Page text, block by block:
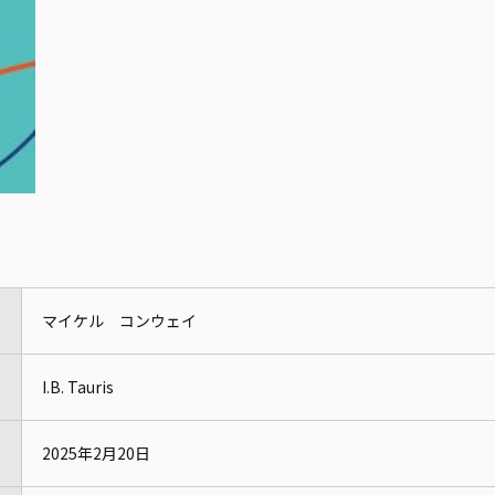
マイケル コンウェイ
I.B. Tauris
2025年2月20日